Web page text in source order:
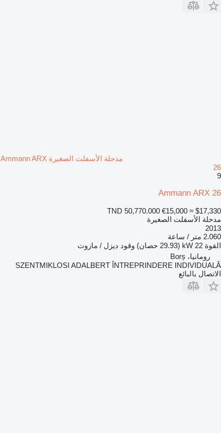
مدحلة الأسفلت الصغيرة Ammann ARX
26
9
Ammann ARX 26
TND 50,770.000 €15,000 ≈ $17,330
مدحلة الأسفلت الصغيرة
2013
2.060 متر / ساعة
القوة 22 kW (29.93 حصان) وقود ديزل / مازوت
رومانيا، Borș
SZENTMIKLOSI ADALBERT ÎNTREPRINDERE INDIVIDUALĂ
الاتصال بالبائع